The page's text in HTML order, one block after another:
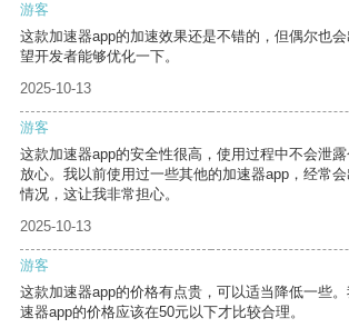
游客
这款加速器app的加速效果还是不错的，但偶尔也
望开发者能够优化一下。
2025-10-13
游客
这款加速器app的安全性很高，使用过程中不会泄
放心。我以前使用过一些其他的加速器app，经常
情况，这让我非常担心。
2025-10-13
游客
这款加速器app的价格有点贵，可以适当降低一些
速器app的价格应该在50元以下才比较合理。